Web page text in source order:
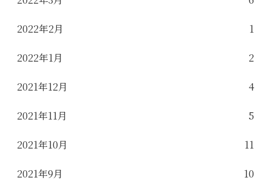
2022年2月 1
2022年1月 2
2021年12月 4
2021年11月 5
2021年10月 11
2021年9月 10